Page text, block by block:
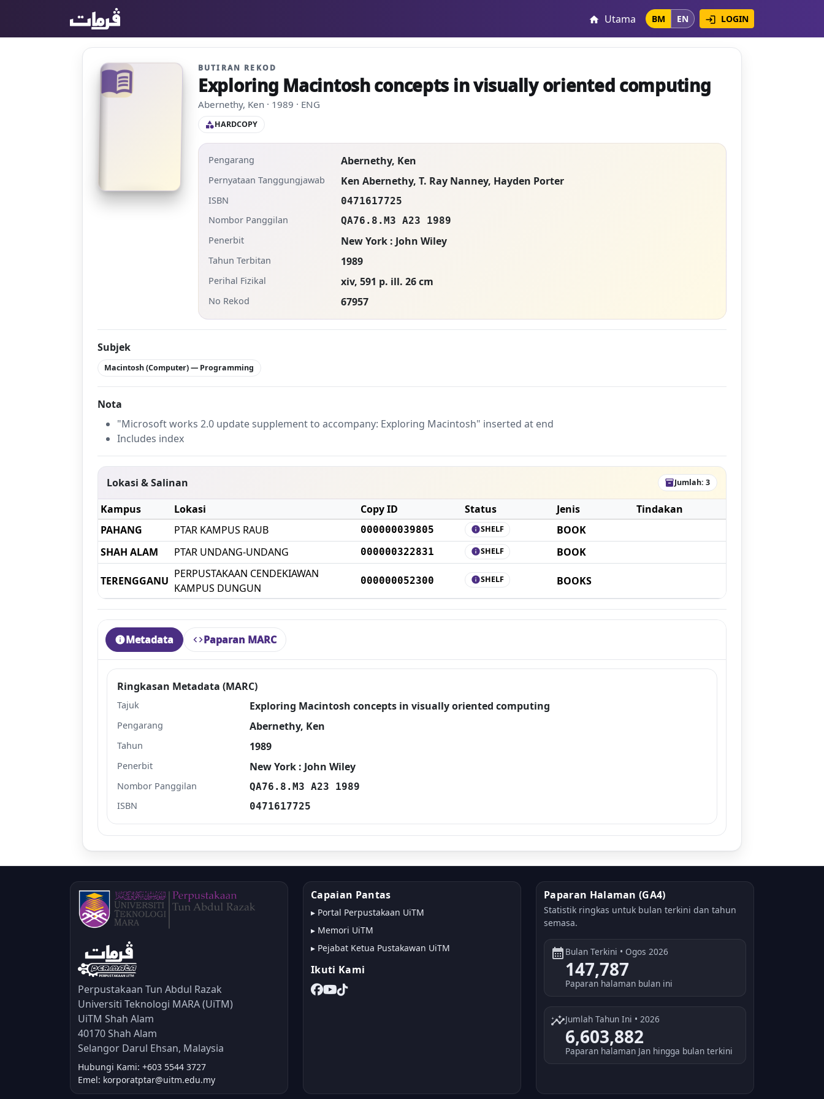
home Utama BM EN login LOGIN
menu_book BUTIRAN REKOD
Exploring Macintosh concepts in visually oriented computing
Abernethy, Ken · 1989 · ENG
categoryHARDCOPY
Pengarang Abernethy, Ken
Pernyataan Tanggungjawab Ken Abernethy, T. Ray Nanney, Hayden Porter
ISBN
0471617725
Nombor Panggilan
QA76.8.M3 A23 1989
Penerbit
New York : John Wiley
Tahun Terbitan 1989
Perihal Fizikal xiv, 591 p. ill. 26 cm
No Rekod 67957
Subjek
Macintosh (Computer) — Programming
Nota
"Microsoft works 2.0 update supplement to accompany: Exploring Macintosh" inserted at end
Includes index
Lokasi & Salinan inventory_2Jumlah: 3
Kampus Lokasi Copy ID Status Jenis
Tindakan
PAHANG
PTAR KAMPUS RAUB 000000039805 infoSHELF
BOOK
SHAH ALAM
PTAR UNDANG-UNDANG 000000322831 infoSHELF BOOK
TERENGGANU
PERPUSTAKAAN CENDEKIAWAN
KAMPUS DUNGUN
000000052300 infoSHELF BOOKS
Ringkasan Metadata (MARC)
Tajuk Exploring Macintosh concepts in visually oriented computing
Pengarang Abernethy, Ken
Tahun 1989
Penerbit New York : John Wiley
Nombor Panggilan
QA76.8.M3 A23 1989
ISBN
0471617725
infoMetadata codePaparan MARC
Perpustakaan Tun Abdul Razak
Universiti Teknologi MARA (UiTM)
UiTM Shah Alam
40170 Shah Alam
Selangor Darul Ehsan, Malaysia
Hubungi Kami: +603 5544 3727
Emel: korporatptar@uitm.edu.my
Capaian Pantas
▸ Portal Perpustakaan UiTM
▸ Memori UiTM
▸ Pejabat Ketua Pustakawan UiTM
Ikuti Kami
Paparan Halaman (GA4)
Statistik ringkas untuk bulan terkini dan tahun
semasa.
calendar_month Bulan Terkini • Ogos 2026
147,787
Paparan halaman bulan ini
insightsJumlah Tahun Ini • 2026
6,603,882
Paparan halaman Jan hingga bulan terkini